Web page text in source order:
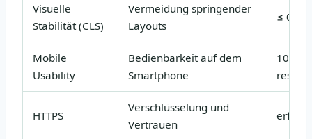
Visuelle
Stabilität (CLS)
Vermeidung springender
Layouts
≤ 0,1
Mobile
Usability
Bedienbarkeit auf dem
Smartphone
100 %
HTTPS
Verschlüsselung und
Vertrauen